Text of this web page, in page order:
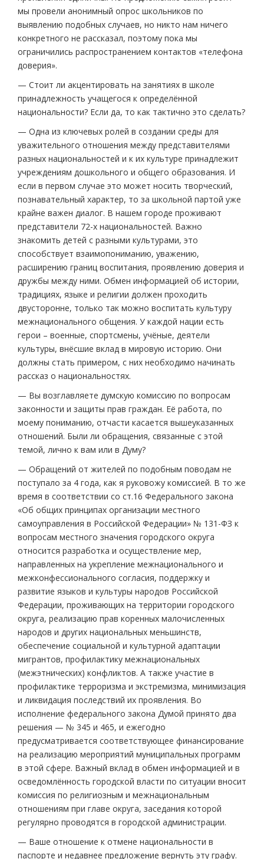
мы провели анонимный опрос школьников по
выявлению подобных случаев, но никто нам ничего
конкретного не рассказал, поэтому пока мы
ограничились распространением контактов «телефона
доверия».
— Стоит ли акцентировать на занятиях в школе
принадлежность учащегося к определённой
национальности? Если да, то как тактично это сделать?
— Одна из ключевых ролей в создании среды для
уважительного отношения между представителями
разных национальностей и к их культуре принадлежит
учреждениям дошкольного и общего образования. И
если в первом случае это может носить творческий,
познавательный характер, то за школьной партой уже
крайне важен диалог. В нашем городе проживают
представители 72-х национальностей. Важно
знакомить детей с разными культурами, это
способствует взаимопониманию, уважению,
расширению границ воспитания, проявлению доверия и
дружбы между ними. Обмен информацией об истории,
традициях, языке и религии должен проходить
двусторонне, только так можно воспитать культуру
межнационального общения. У каждой нации есть
герои – военные, спортсмены, учёные, деятели
культуры, внёсшие вклад в мировую историю. Они
должны стать примером, с них необходимо начинать
рассказ о национальностях.
— Вы возглавляете думскую комиссию по вопросам
законности и защиты прав граждан. Её работа, по
моему пониманию, отчасти касается вышеуказанных
отношений. Были ли обращения, связанные с этой
темой, лично к вам или в Думу?
— Обращений от жителей по подобным поводам не
поступало за 4 года, как я руковожу комиссией. В то же
время в соответствии со ст.16 Федерального закона
«Об общих принципах организации местного
самоуправления в Российской Федерации» № 131-ФЗ к
вопросам местного значения городского округа
относится разработка и осуществление мер,
направленных на укрепление межнационального и
межконфессионального согласия, поддержку и
развитие языков и культуры народов Российской
Федерации, проживающих на территории городского
округа, реализацию прав коренных малочисленных
народов и других национальных меньшинств,
обеспечение социальной и культурной адаптации
мигрантов, профилактику межнациональных
(межэтнических) конфликтов. А также участие в
профилактике терроризма и экстремизма, минимизация
и ликвидация последствий их проявления. Во
исполнение федерального закона Думой принято два
решения — № 345 и 465, и ежегодно
предусматривается соответствующее финансирование
на реализацию мероприятий муниципальных программ
в этой сфере. Важный вклад в обмен информацией и в
осведомлённость городской власти по ситуации вносит
комиссия по религиозным и межнациональным
отношениям при главе округа, заседания которой
регулярно проводятся в городской администрации.
— Ваше отношение к отмене национальности в
паспорте и недавнее предложение вернуть эту графу.